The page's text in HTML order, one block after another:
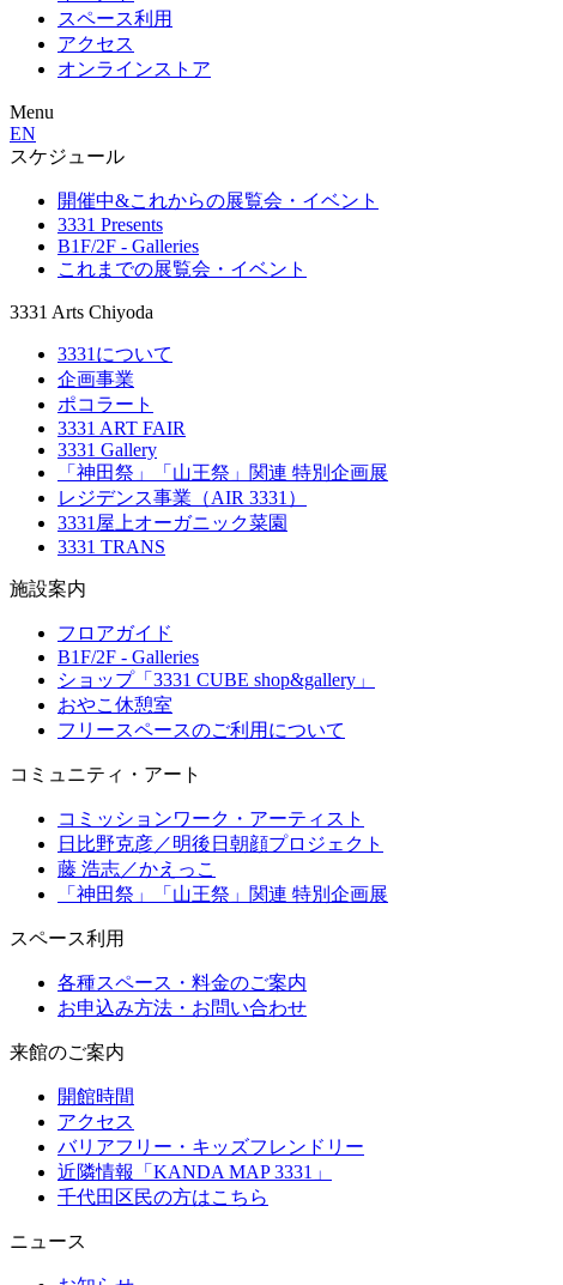
スペース利用
アクセス
オンラインストア
Menu
EN
スケジュール
開催中&これからの展覧会・イベント
3331 Presents
B1F/2F - Galleries
これまでの展覧会・イベント
3331 Arts Chiyoda
3331について
企画事業
ポコラート
3331 ART FAIR
3331 Gallery
「神田祭」「山王祭」関連 特別企画展
レジデンス事業（AIR 3331）
3331屋上オーガニック菜園
3331 TRANS
施設案内
フロアガイド
B1F/2F - Galleries
ショップ「3331 CUBE shop&gallery」
おやこ休憩室
フリースペースのご利用について
コミュニティ・アート
コミッションワーク・アーティスト
日比野克彦／明後日朝顔プロジェクト
藤 浩志／かえっこ
「神田祭」「山王祭」関連 特別企画展
スペース利用
各種スペース・料金のご案内
お申込み方法・お問い合わせ
来館のご案内
開館時間
アクセス
バリアフリー・キッズフレンドリー
近隣情報「KANDA MAP 3331」
千代田区民の方はこちら
ニュース